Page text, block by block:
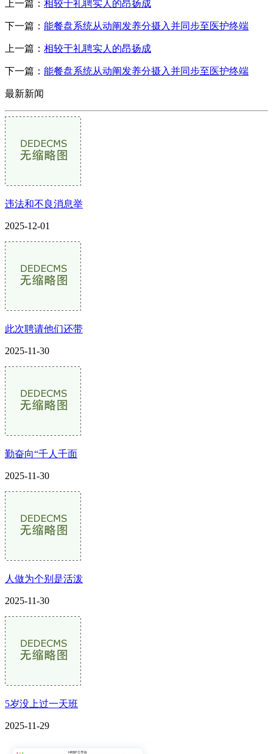
上一篇： 相较于礼聘实人的昂扬成
下一篇： 能餐盘系统从动阐发养分摄入并同步至医护终端
上一篇： 相较于礼聘实人的昂扬成
下一篇： 能餐盘系统从动阐发养分摄入并同步至医护终端
最新新闻
违法和不良消息举
2025-12-01
此次聘请他们还带
2025-11-30
勤奋向“千人千面
2025-11-30
人做为个别是活泼
2025-11-30
5岁没上过一天班
2025-11-29